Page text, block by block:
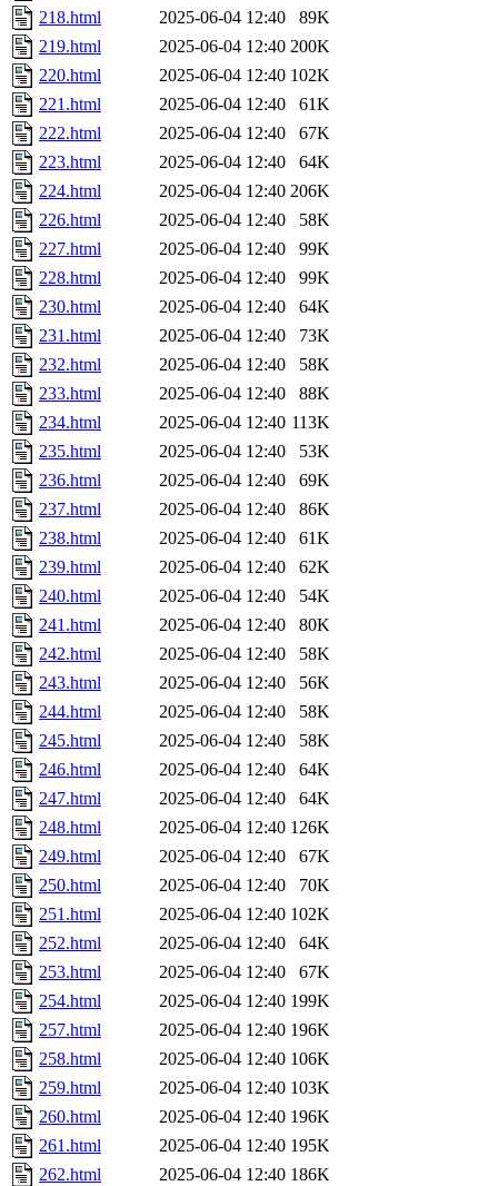
218.html
2025-06-04 12:40
89K
219.html
2025-06-04 12:40 200K
220.html
2025-06-04 12:40 102K
221.html
2025-06-04 12:40
61K
222.html
2025-06-04 12:40
67K
223.html
2025-06-04 12:40
64K
224.html
2025-06-04 12:40 206K
226.html
2025-06-04 12:40
58K
227.html
2025-06-04 12:40
99K
228.html
2025-06-04 12:40
99K
230.html
2025-06-04 12:40
64K
231.html
2025-06-04 12:40
73K
232.html
2025-06-04 12:40
58K
233.html
2025-06-04 12:40
88K
234.html
2025-06-04 12:40 113K
235.html
2025-06-04 12:40
53K
236.html
2025-06-04 12:40
69K
237.html
2025-06-04 12:40
86K
238.html
2025-06-04 12:40
61K
239.html
2025-06-04 12:40
62K
240.html
2025-06-04 12:40
54K
241.html
2025-06-04 12:40
80K
242.html
2025-06-04 12:40
58K
243.html
2025-06-04 12:40
56K
244.html
2025-06-04 12:40
58K
245.html
2025-06-04 12:40
58K
246.html
2025-06-04 12:40
64K
247.html
2025-06-04 12:40
64K
248.html
2025-06-04 12:40 126K
249.html
2025-06-04 12:40
67K
250.html
2025-06-04 12:40
70K
251.html
2025-06-04 12:40 102K
252.html
2025-06-04 12:40
64K
253.html
2025-06-04 12:40
67K
254.html
2025-06-04 12:40 199K
257.html
2025-06-04 12:40 196K
258.html
2025-06-04 12:40 106K
259.html
2025-06-04 12:40 103K
260.html
2025-06-04 12:40 196K
261.html
2025-06-04 12:40 195K
262.html
2025-06-04 12:40 186K